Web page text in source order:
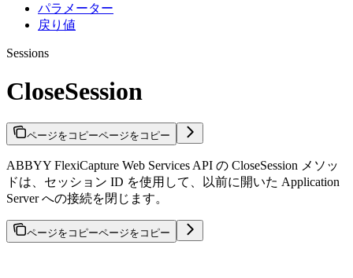
パラメーター
戻り値
Sessions
CloseSession
ページをコピーページをコピー
ABBYY FlexiCapture Web Services API の CloseSession メソッ
ドは、セッション ID を使用して、以前に開いた Application
Server への接続を閉じます。
ページをコピーページをコピー